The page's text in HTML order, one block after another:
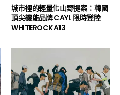
城市裡的輕量化山野提案：韓國
頂尖機能品牌 CAYL 限時登陸
WHITEROCK A13